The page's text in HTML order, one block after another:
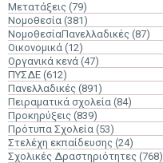
Μετατάξεις (79)
Νομοθεσία (381)
ΝομοθεσίαΠανελλαδικές (87)
Οικονομικά (12)
Οργανικά κενά (47)
ΠΥΣΔΕ (612)
Πανελλαδικές (891)
Πειραματικά σχολεία (84)
Προκηρύξεις (839)
Πρότυπα Σχολεία (53)
Στελέχη εκπαίδευσης (24)
Σχολικές Δραστηριότητες (768)